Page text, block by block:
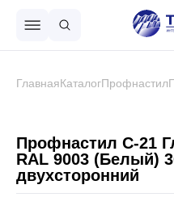
ГлавнаяКаталогПрофнастил
Профнастил С-21
RAL 9003 (Белый)
двухсторонний